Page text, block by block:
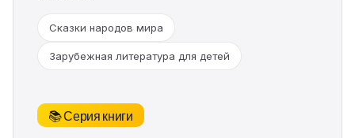
Сказки народов мира
Зарубежная литература для детей
📚 Серия книги